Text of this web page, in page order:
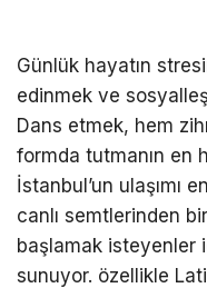
Günlük hayatın
edinmek ve
Dans etmek, hem
formda tutmanın en
İstanbul’un ulaşımı
canlı semtlerinden
başlamak isteyenler
sunuyor. özellikle